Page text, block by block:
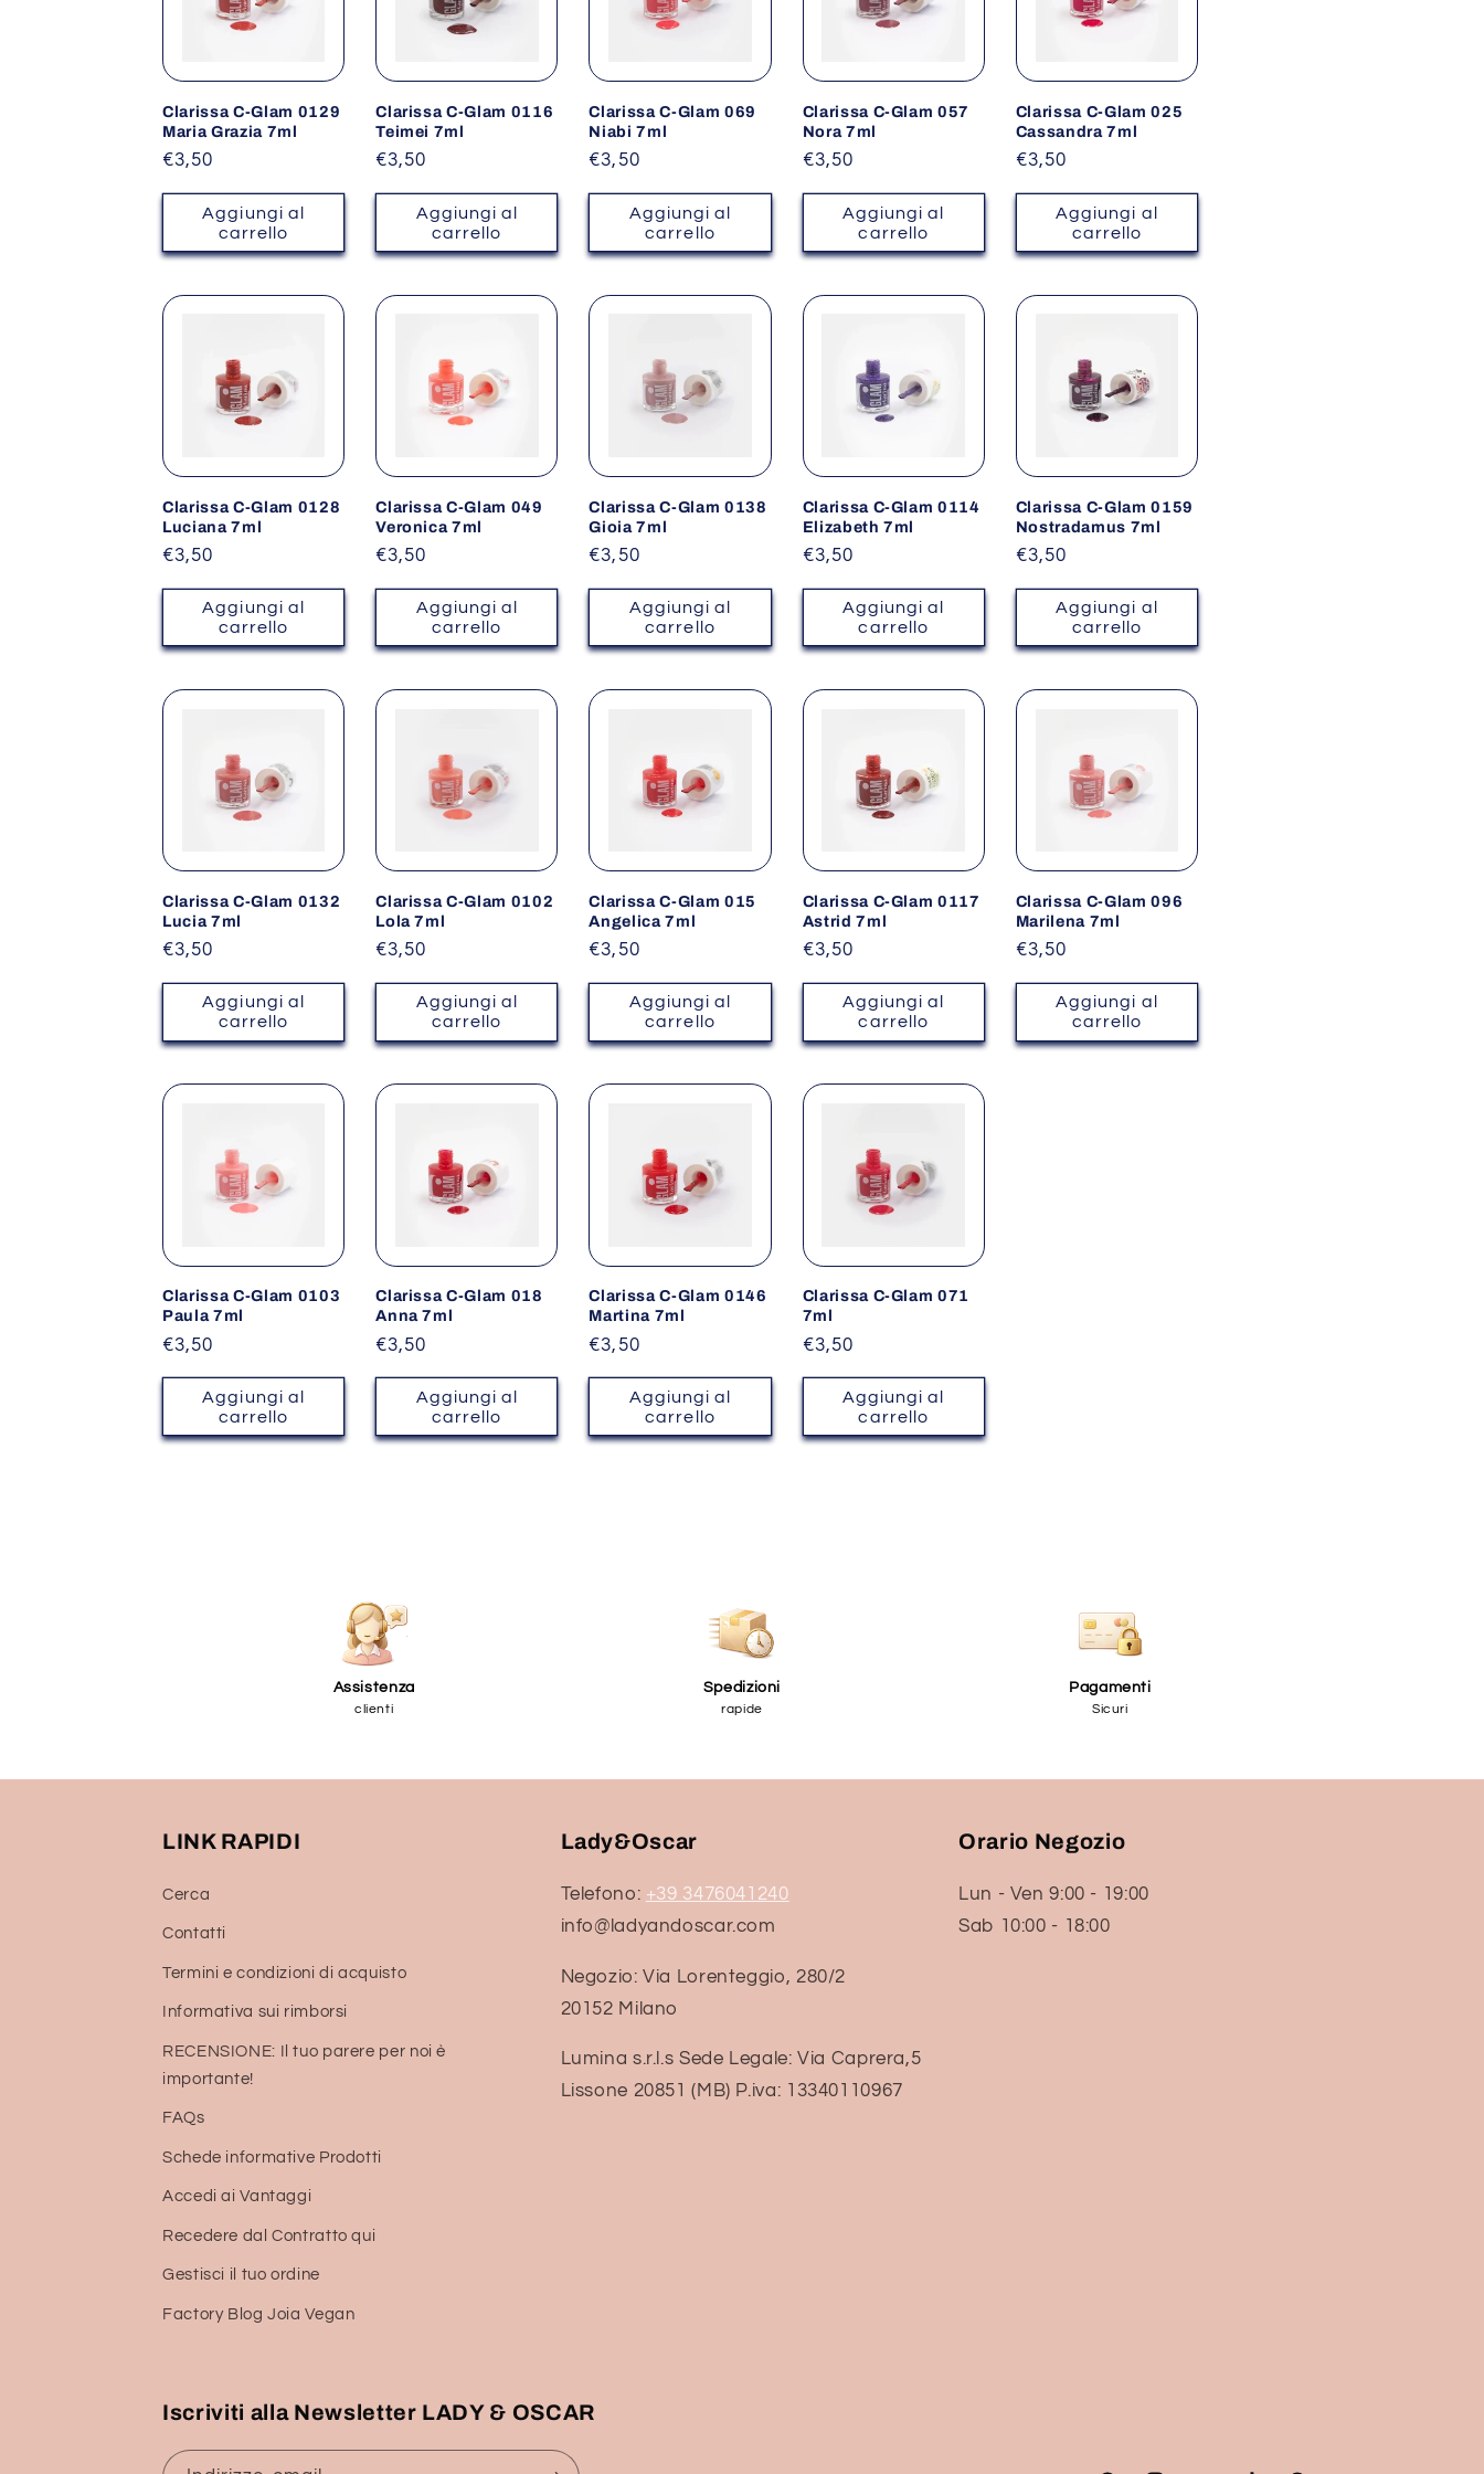
z
i
n
Clarissa C-Glam 0129
Maria Grazia 7ml
Prezzo
listino
€3,50
Aggiungi al
carrello
Clarissa C-Glam 0116
Teimei 7ml
Prezzo
listino
€3,50
Aggiungi al
carrello
Clarissa C-Glam 069
Niabi 7ml
Prezzo
listino
€3,50
Aggiungi al
carrello
Clarissa C-Glam 057
Nora 7ml
Prezzo
listino
€3,50
Aggiungi al
carrello
Clarissa C-Glam 025
Cassandra 7ml
Prezzo
listino
€3,50
Aggiungi al
carrello
Clarissa C-Glam 0128
Luciana 7ml
Prezzo
listino
€3,50
Aggiungi al
carrello
Clarissa C-Glam 049
Veronica 7ml
Prezzo
listino
€3,50
Aggiungi al
carrello
Clarissa C-Glam 0138
Gioia 7ml
Prezzo
listino
€3,50
Aggiungi al
carrello
Clarissa C-Glam 0114
Elizabeth 7ml
Prezzo
listino
€3,50
Aggiungi al
carrello
Clarissa C-Glam 0159
Nostradamus 7ml
Prezzo
listino
€3,50
Aggiungi al
carrello
Clarissa C-Glam 0132
Lucia 7ml
Prezzo
listino
€3,50
Aggiungi al
carrello
Clarissa C-Glam 0102
Lola 7ml
Prezzo
listino
€3,50
Aggiungi al
carrello
Clarissa C-Glam 015
Angelica 7ml
Prezzo
listino
€3,50
Aggiungi al
carrello
Clarissa C-Glam 0117
Astrid 7ml
Prezzo
listino
€3,50
Aggiungi al
carrello
Clarissa C-Glam 096
Marilena 7ml
Prezzo
listino
€3,50
Aggiungi al
carrello
Clarissa C-Glam 0103
Paula 7ml
Prezzo
listino
€3,50
Aggiungi al
carrello
Clarissa C-Glam 018
Anna 7ml
Prezzo
listino
€3,50
Aggiungi al
carrello
Clarissa C-Glam 0146
Martina 7ml
Prezzo
listino
€3,50
Aggiungi al
carrello
Clarissa C-Glam 071
7ml
Prezzo
listino
€3,50
Aggiungi al
carrello
Assistenza
clienti
Spedizioni
rapide
Pagamenti
Sicuri
LINK RAPIDI
Cerca
Contatti
Termini e condizioni di acquisto
Informativa sui rimborsi
RECENSIONE: Il tuo parere per noi è
importante!
FAQs
Schede informative Prodotti
Accedi ai Vantaggi
Recedere dal Contratto qui
Gestisci il tuo ordine
Factory Blog Joia Vegan
Lady&Oscar
Telefono: +39 3476041240
info@ladyandoscar.com
Negozio: Via Lorenteggio, 280/2
20152 Milano
Lumina s.r.l.s Sede Legale: Via Caprera,5
Lissone 20851 (MB) P.iva: 13340110967
Orario Negozio
Lun - Ven 9:00 - 19:00
Sab 10:00 - 18:00
Iscriviti alla Newsletter LADY & OSCAR